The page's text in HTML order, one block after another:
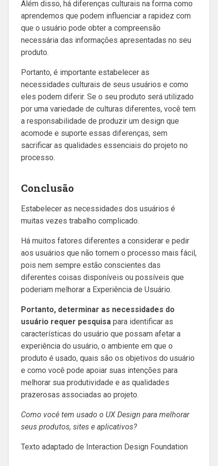
Além disso, há diferenças culturais na forma como
aprendemos que podem influenciar a rapidez com
que o usuário pode obter a compreensão
necessária das informações apresentadas no seu
produto.
Portanto, é importante estabelecer as
necessidades culturais de seus usuários e como
eles podem diferir. Se o seu produto será utilizado
por uma variedade de culturas diferentes, você tem
a responsabilidade de produzir um design que
acomode e suporte essas diferenças, sem
sacrificar as qualidades essenciais do projeto no
processo.
Conclusão
Estabelecer as necessidades dos usuários é
muitas vezes trabalho complicado.
Há muitos fatores diferentes a considerar e pedir
aos usuários que não tornem o processo mais fácil,
pois nem sempre estão conscientes das
diferentes coisas disponíveis ou possíveis que
poderiam melhorar a Experiência de Usuário.
Portanto, determinar as necessidades do
usuário requer pesquisa para identificar as
características do usuário que possam afetar a
experiência do usuário, o ambiente em que o
produto é usado, quais são os objetivos do usuário
e como você pode apoiar suas intenções para
melhorar sua produtividade e as qualidades
prazerosas associadas ao projeto.
Como você tem usado o UX Design para melhorar
seus produtos, sites e aplicativos?
Texto adaptado de Interaction Design Foundation